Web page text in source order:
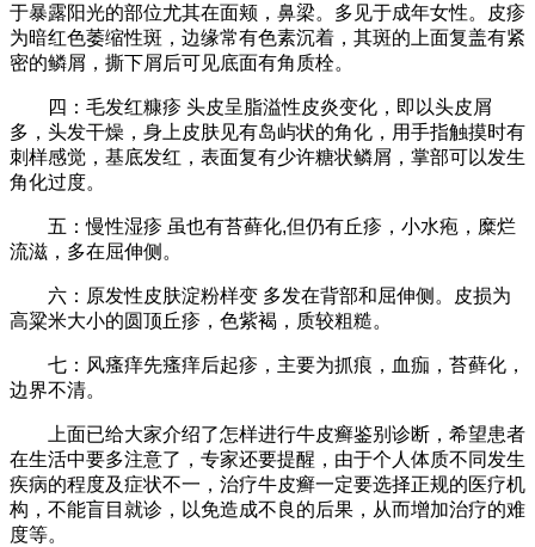
于暴露阳光的部位尤其在面颊，鼻梁。多见于成年女性。皮疹
为暗红色萎缩性斑，边缘常有色素沉着，其斑的上面复盖有紧
密的鳞屑，撕下屑后可见底面有角质栓。
四：毛发红糠疹 头皮呈脂溢性皮炎变化，即以头皮屑
多，头发干燥，身上皮肤见有岛屿状的角化，用手指触摸时有
刺样感觉，基底发红，表面复有少许糖状鳞屑，掌部可以发生
角化过度。
五：慢性湿疹 虽也有苔藓化,但仍有丘疹，小水疱，糜烂
流滋，多在屈伸侧。
六：原发性皮肤淀粉样变 多发在背部和屈伸侧。皮损为
高粱米大小的圆顶丘疹，色紫褐，质较粗糙。
七：风瘙痒先瘙痒后起疹，主要为抓痕，血痂，苔藓化，
边界不清。
上面已给大家介绍了怎样进行牛皮癣鉴别诊断，希望患者
在生活中要多注意了，专家还要提醒，由于个人体质不同发生
疾病的程度及症状不一，治疗牛皮癣一定要选择正规的医疗机
构，不能盲目就诊，以免造成不良的后果，从而增加治疗的难
度等。